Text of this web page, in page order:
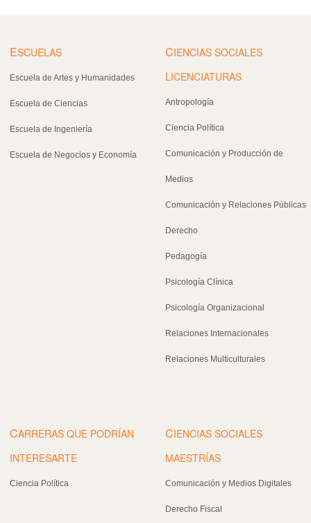
ESCUELAS
Escuela de Artes y Humanidades
Escuela de Ciencias
Escuela de Ingeniería
Escuela de Negocios y Economía
CIENCIAS SOCIALES
LICENCIATURAS
Antropología
Ciencia Política
Comunicación y Producción de
Medios
Comunicación y Relaciones Públicas
Derecho
Pedagogía
Psicología Clínica
Psicología Organizacional
Relaciones Internacionales
Relaciones Multiculturales
CARRERAS QUE PODRÍAN
INTERESARTE
Ciencia Política
CIENCIAS SOCIALES
MAESTRÍAS
Comunicación y Medios Digitales
Derecho Fiscal